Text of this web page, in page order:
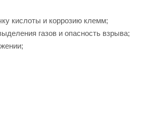
кислоты и коррозию клемм;
газов и опасность взрыва;